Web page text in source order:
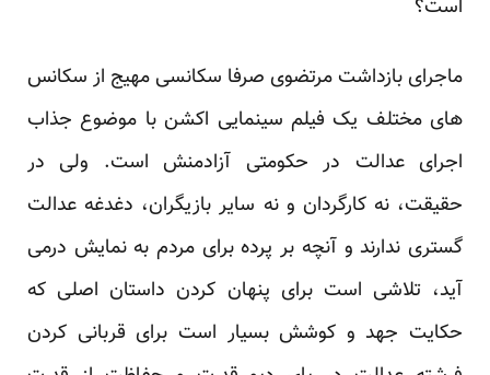
است؟
ماجرای بازداشت مرتضوی صرفا سکانسی مهیج از سکانس
های مختلف یک فیلم سینمایی اکشن با موضوع جذاب
اجرای عدالت در حکومتی آزادمنش است. ولی در
حقیقت، نه کارگردان و نه سایر بازیگران، دغدغه عدالت
گستری ندارند و آنچه بر پرده برای مردم به نمایش درمی
آید، تلاشی است برای پنهان کردن داستان اصلی که
حکایت جهد و کوشش بسیار است برای قربانی کردن